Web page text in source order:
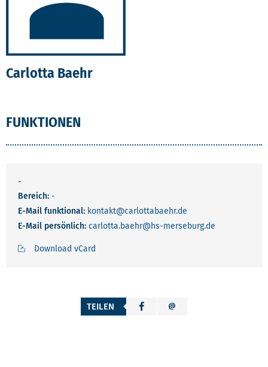
Carlotta Baehr
FUNKTIONEN
-
Bereich: -
E-Mail funktional: kontakt@carlottabaehr.de
E-Mail persönlich: carlotta.baehr@hs-merseburg.de
Download vCard
TEILEN